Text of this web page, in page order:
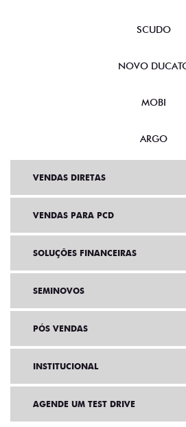
SCUDO
NOVO
MOBI
ARGO
VENDAS DIRETAS
VENDAS PARA PCD
SOLUÇÕES FINANCEIRAS
SEMINOVOS
PÓS VENDAS
INSTITUCIONAL
AGENDE UM TEST DRIVE